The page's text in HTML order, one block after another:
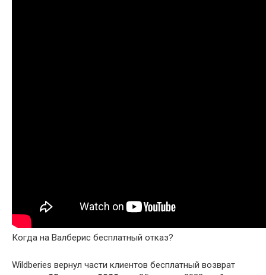
Когда на Валберис бесплатный отказ?
Wildberies вернул части клиентов бесплатный возврат